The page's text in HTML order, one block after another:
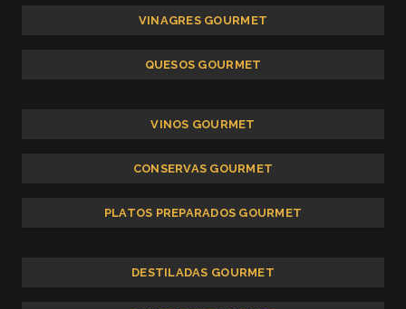
VINAGRES GOURMET
QUESOS GOURMET
VINOS GOURMET
CONSERVAS GOURMET
PLATOS PREPARADOS GOURMET
DESTILADAS GOURMET